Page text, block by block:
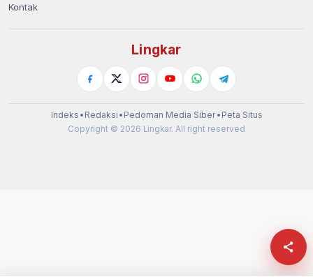
Kontak
Lingkar
Indeks • Redaksi • Pedoman Media Siber• Peta Situs
Copyright © 2026 Lingkar. All right reserved